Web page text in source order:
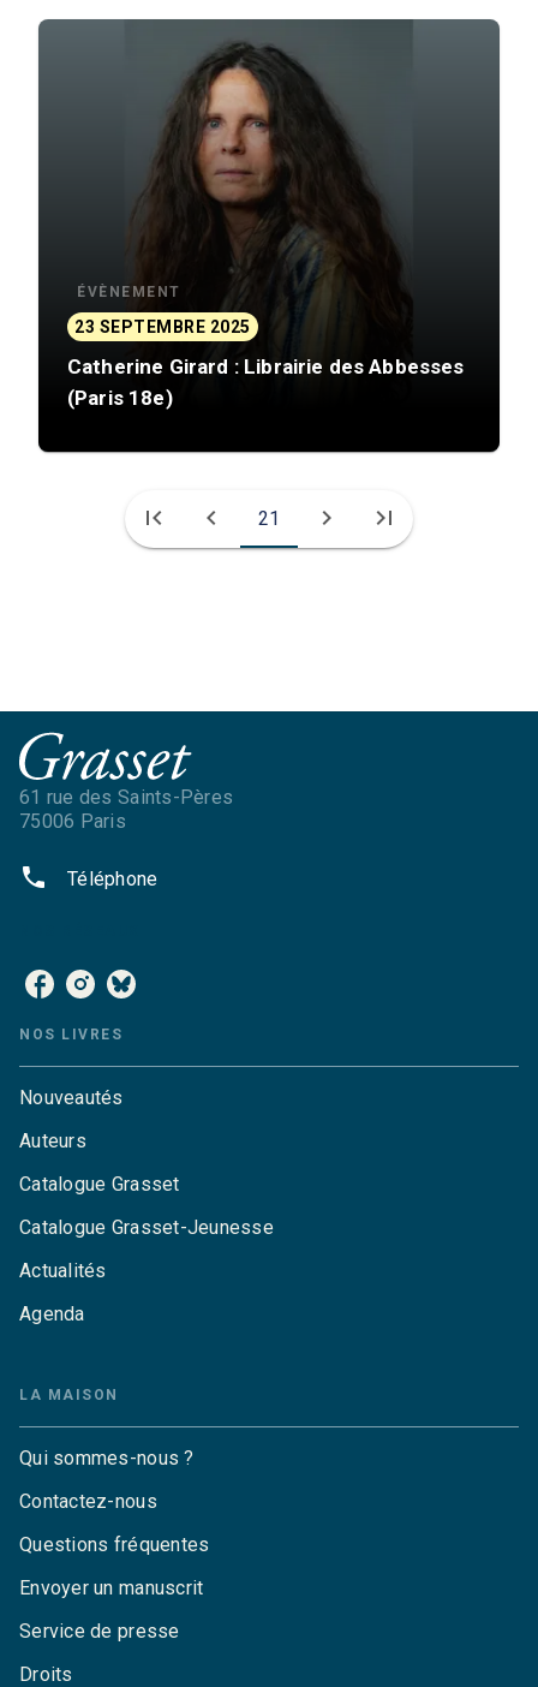
ÉVÈNEMENT
23 SEPTEMBRE 2025
Catherine Girard : Librairie des Abbesses
(Paris 18e)
first_page chevron_left 21 chevron_right last_page
61 rue des Saints-Pères
75006 Paris
phone Téléphone
NOS LIVRES
Nouveautés
Auteurs
Catalogue Grasset
Catalogue Grasset-Jeunesse
Actualités
Agenda
LA MAISON
Qui sommes-nous ?
Contactez-nous
Questions fréquentes
Envoyer un manuscrit
Service de presse
Droits